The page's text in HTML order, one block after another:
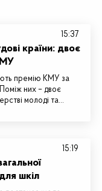
країни: двоє
премію КМУ за
них – двоє
молоді та…
15:37
шкіл
15:19